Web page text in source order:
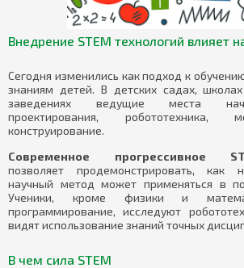
Внедрение STEM технологий влияет
Сегодня изменились как подход к
знаниям детей. В детских садах,
заведениях ведущие места
проектирования, робототехника,
конструирование.
Современное прогрессивное
позволяет продемонстрировать, как
научный метод может применяться в
Ученики, кроме физики и
программирование, исследуют
видят использование знаний точных
В чем сила STEM